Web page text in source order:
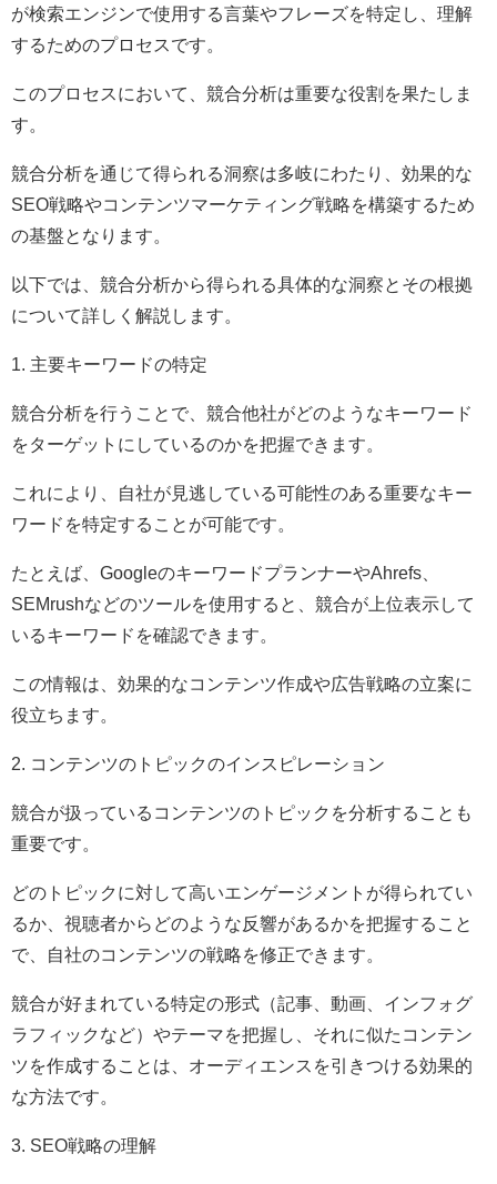
が検索エンジンで使用する言葉やフレーズを特定し、理解
するためのプロセスです。
このプロセスにおいて、競合分析は重要な役割を果たしま
す。
競合分析を通じて得られる洞察は多岐にわたり、効果的な
SEO戦略やコンテンツマーケティング戦略を構築するため
の基盤となります。
以下では、競合分析から得られる具体的な洞察とその根拠
について詳しく解説します。
1. 主要キーワードの特定
競合分析を行うことで、競合他社がどのようなキーワード
をターゲットにしているのかを把握できます。
これにより、自社が見逃している可能性のある重要なキー
ワードを特定することが可能です。
たとえば、GoogleのキーワードプランナーやAhrefs、
SEMrushなどのツールを使用すると、競合が上位表示して
いるキーワードを確認できます。
この情報は、効果的なコンテンツ作成や広告戦略の立案に
役立ちます。
2. コンテンツのトピックのインスピレーション
競合が扱っているコンテンツのトピックを分析することも
重要です。
どのトピックに対して高いエンゲージメントが得られてい
るか、視聴者からどのような反響があるかを把握すること
で、自社のコンテンツの戦略を修正できます。
競合が好まれている特定の形式（記事、動画、インフォグ
ラフィックなど）やテーマを把握し、それに似たコンテン
ツを作成することは、オーディエンスを引きつける効果的
な方法です。
3. SEO戦略の理解